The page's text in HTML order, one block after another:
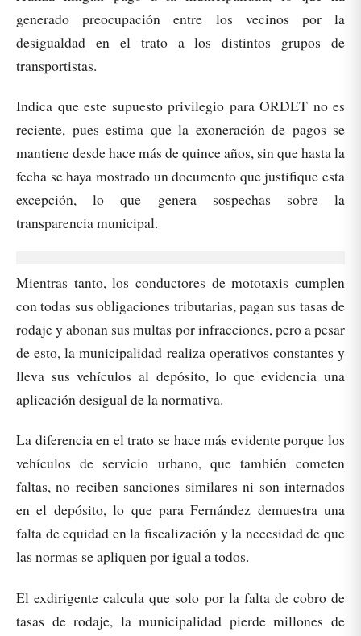
generado preocupación entre los vecinos por la
desigualdad en el trato a los distintos grupos de
transportistas.
Indica que este supuesto privilegio para ORDET no es
reciente, pues estima que la exoneración de pagos se
mantiene desde hace más de quince años, sin que hasta la
fecha se haya mostrado un documento que justifique esta
excepción, lo que genera sospechas sobre la
transparencia municipal.
Mientras tanto, los conductores de mototaxis cumplen
con todas sus obligaciones tributarias, pagan sus tasas de
rodaje y abonan sus multas por infracciones, pero a pesar
de esto, la municipalidad realiza operativos constantes y
lleva sus vehículos al depósito, lo que evidencia una
aplicación desigual de la normativa.
La diferencia en el trato se hace más evidente porque los
vehículos de servicio urbano, que también cometen
faltas, no reciben sanciones similares ni son internados
en el depósito, lo que para Fernández demuestra una
falta de equidad en la fiscalización y la necesidad de que
las normas se apliquen por igual a todos.
El exdirigente calcula que solo por la falta de cobro de
tasas de rodaje, la municipalidad pierde millones de